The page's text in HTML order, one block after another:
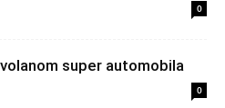
0
super automobila
0